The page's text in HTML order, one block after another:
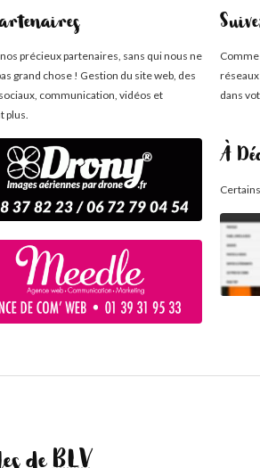
précieux partenaires, sans qui nous ne
grand chose ! Gestion du site web, des
communication, vidéos et
plus.
dans
À